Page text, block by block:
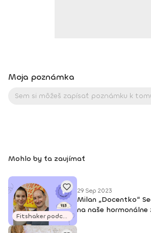
bikini fitness • absolútna majsterka Európy v bikini fitness
Moja poznámka
Mohlo by ťa zaujímať
Fitshaker podcasty
29 Sep 2023
Milan „Docentko“
na naše hormonálne